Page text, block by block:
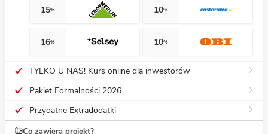
15% 10%
16% 10%
TYLKO U NAS! Kurs online dla inwestorów
Pakiet Formalności 2026
Przydatne Extradodatki